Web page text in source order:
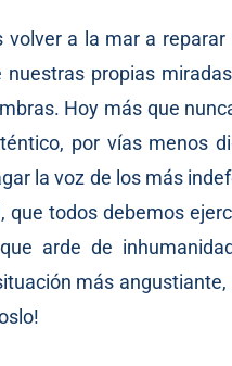
volver a la mar a
nuestras propias
Hoy más que
por vías menos
la voz de los más
que todos debemos
arde de
más